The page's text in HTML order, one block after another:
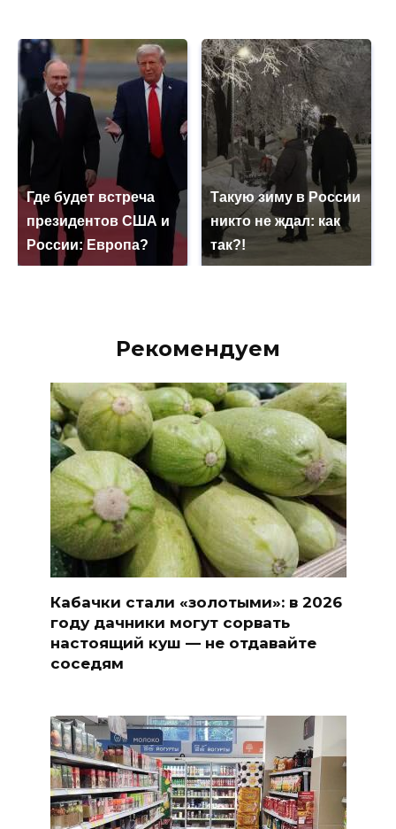
Где будет встреча
президентов США и
России: Европа?
Такую зиму в России
никто не ждал: как
так?!
Рекомендуем
Кабачки стали «золотыми»: в 2026
году дачники могут сорвать
настоящий куш — не отдавайте
соседям